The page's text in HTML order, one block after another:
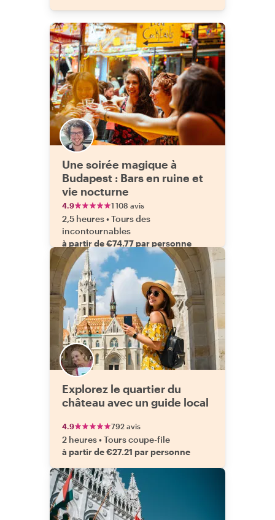
Une soirée magique à
Budapest : Bars en ruine et
vie nocturne
4.9 1 108 avis
2,5 heures•Tours des
incontournables
à partir de €74.77 par personne
Explorez le quartier du
château avec un guide local
4.9 792 avis
2 heures•Tours coupe-file
à partir de €27.21 par personne